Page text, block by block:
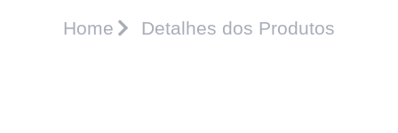
Home Detalhes dos Produtos